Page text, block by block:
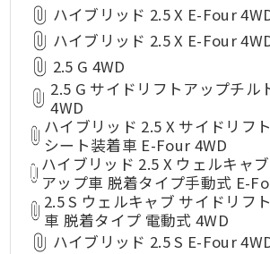
ハイブリッド 2.5 X E-Four
ハイブリッド 2.5 X E-Four
2.5 G 4WD
2.5 G サイドリフトアップチル
4WD
ハイブリッド 2.5 X サイドリフ
シート装着車 E-Four 4WD
ハイブリッド 2.5 X ウェルキャ
アップ車 脱着タイプ手動式 E-
2.5 S ウェルキャブ サイドリフ
車 脱着タイプ 電動式 4WD
ハイブリッド 2.5 S E-Four